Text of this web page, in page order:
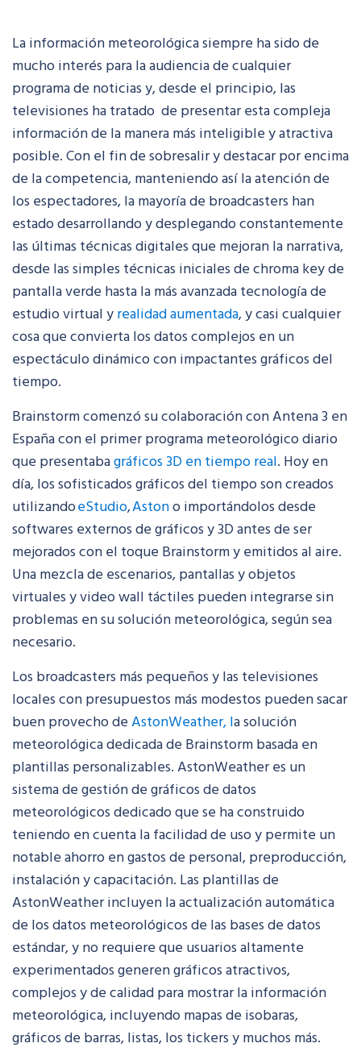
La información meteorológica siempre ha sido de
mucho interés para la audiencia de cualquier
programa de noticias y, desde el principio, las
televisiones ha tratado de presentar esta compleja
información de la manera más inteligible y atractiva
posible. Con el fin de sobresalir y destacar por encima
de la competencia, manteniendo así la atención de
los espectadores, la mayoría de broadcasters han
estado desarrollando y desplegando constantemente
las últimas técnicas digitales que mejoran la narrativa,
desde las simples técnicas iniciales de chroma key de
pantalla verde hasta la más avanzada tecnología de
estudio virtual yrealidad aumentada, y casi cualquier
cosa que convierta los datos complejos en un
espectáculo dinámico con impactantes gráficos del
tiempo.
Brainstorm comenzó su colaboración con Antena 3 en
España con el primer programa meteorológico diario
que presentabagráficos 3D en tiempo real. Hoy en
día, los sofisticados gráficos del tiempo son creados
utilizandoeStudio,Astono importándolos desde
softwares externos de gráficos y 3D antes de ser
mejorados con el toque Brainstorm y emitidos al aire.
Una mezcla de escenarios, pantallas y objetos
virtuales y video wall táctiles pueden integrarse sin
problemas en su solución meteorológica, según sea
necesario.
Los broadcasters más pequeños y las televisiones
locales con presupuestos más modestos pueden sacar
buen provecho deAstonWeather, la solución
meteorológica dedicada de Brainstorm basada en
plantillas personalizables. AstonWeather es un
sistema de gestión de gráficos de datos
meteorológicos dedicado que se ha construido
teniendo en cuenta la facilidad de uso y permite un
notable ahorro en gastos de personal, preproducción,
instalación y capacitación. Las plantillas de
AstonWeather incluyen la actualización automática
de los datos meteorológicos de las bases de datos
estándar, y no requiere que usuarios altamente
experimentados generen gráficos atractivos,
complejos y de calidad para mostrar la información
meteorológica, incluyendo mapas de isobaras,
gráficos de barras, listas, los tickers y muchos más.